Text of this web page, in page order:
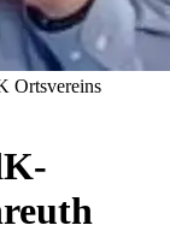
Ortsvereins